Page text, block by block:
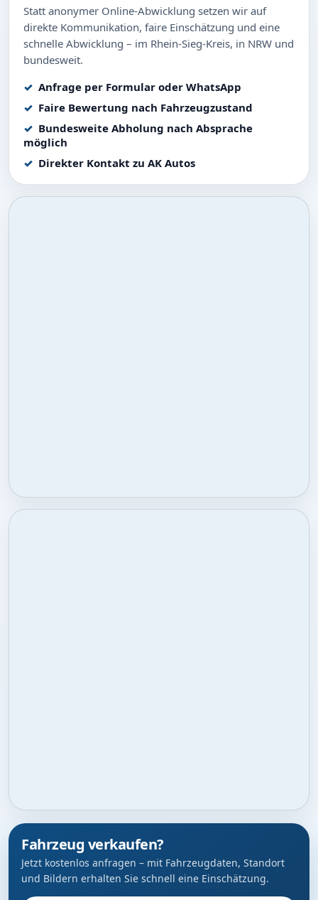
Statt anonymer Online-Abwicklung setzen wir auf
direkte Kommunikation, faire Einschätzung und eine
schnelle Abwicklung – im Rhein-Sieg-Kreis, in NRW und
bundesweit.
Anfrage per Formular oder WhatsApp
Faire Bewertung nach Fahrzeugzustand
Bundesweite Abholung nach Absprache
möglich
Direkter Kontakt zu AK Autos
Fahrzeug verkaufen?
Jetzt kostenlos anfragen – mit Fahrzeugdaten, Standort
und Bildern erhalten Sie schnell eine Einschätzung.